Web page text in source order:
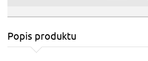
Popis produktu